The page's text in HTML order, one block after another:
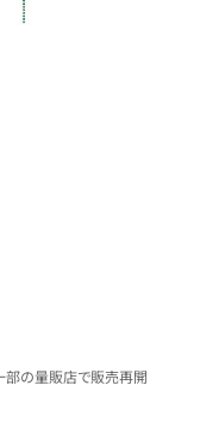
部の量販店で販売再開